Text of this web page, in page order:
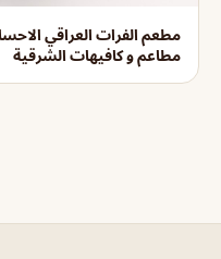
مطعم الفرات العراقي
مطاعم و كافيهات الشرقية